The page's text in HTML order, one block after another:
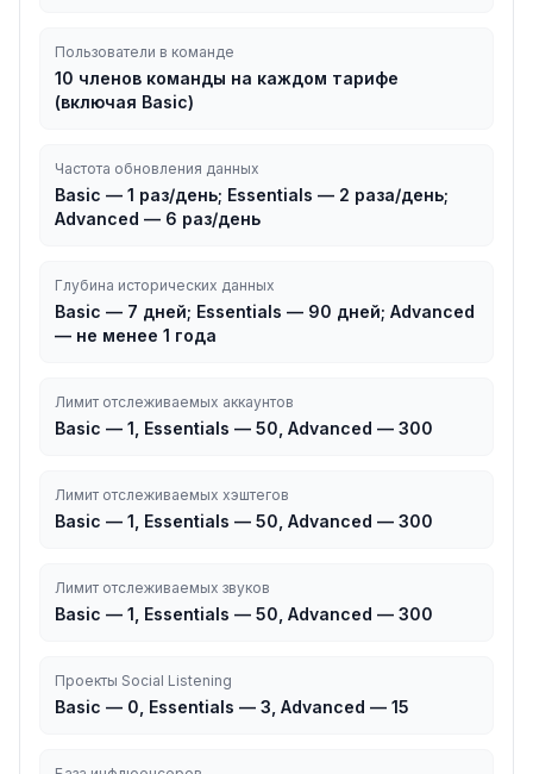
Пользователи в команде
10 членов команды на каждом тарифе
(включая Basic)
Частота обновления данных
Basic — 1 раз/день; Essentials — 2 раза/день;
Advanced — 6 раз/день
Глубина исторических данных
Basic — 7 дней; Essentials — 90 дней; Advanced
— не менее 1 года
Лимит отслеживаемых аккаунтов
Basic — 1, Essentials — 50, Advanced — 300
Лимит отслеживаемых хэштегов
Basic — 1, Essentials — 50, Advanced — 300
Лимит отслеживаемых звуков
Basic — 1, Essentials — 50, Advanced — 300
Проекты Social Listening
Basic — 0, Essentials — 3, Advanced — 15